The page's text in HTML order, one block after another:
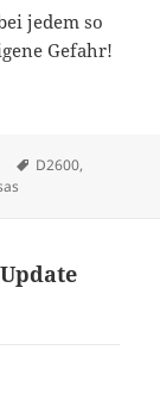
jedem so
Gefahr!
Schlagwörter
D2600,